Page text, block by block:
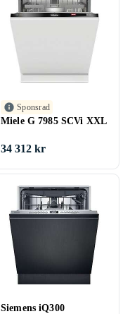
Sponsrad
Miele G 7985 SCVi XXL
34 312 kr
Siemens iQ300